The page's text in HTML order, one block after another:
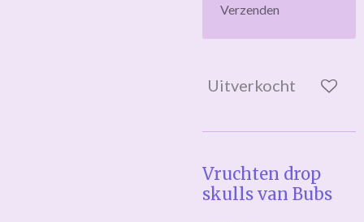
Verzenden
Uitverkocht
Vruchten drop
skulls van Bubs